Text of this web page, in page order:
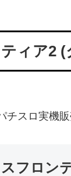
ィア2
チスロ実機販
フロン